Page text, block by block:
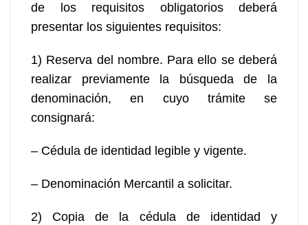
de los requisitos obligatorios deberá
presentar los siguientes requisitos:
1) Reserva del nombre. Para ello se deberá
realizar previamente la búsqueda de la
denominación, en cuyo trámite se
consignará:
– Cédula de identidad legible y vigente.
– Denominación Mercantil a solicitar.
2) Copia de la cédula de identidad y